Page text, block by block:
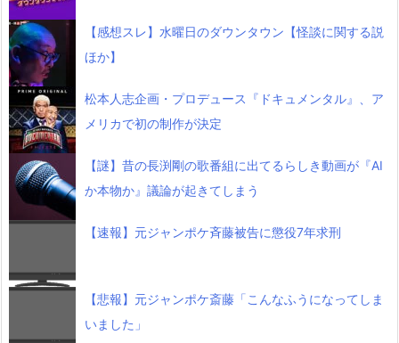
【感想スレ】水曜日のダウンタウン【怪談に関する説
ほか】
松本人志企画・プロデュース『ドキュメンタル』、ア
メリカで初の制作が決定
【謎】昔の長渕剛の歌番組に出てるらしき動画が『AI
か本物か』議論が起きてしまう
【速報】元ジャンポケ斉藤被告に懲役7年求刑
【悲報】元ジャンポケ斎藤「こんなふうになってしま
いました」